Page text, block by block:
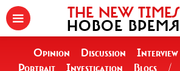
THE NEW TIMES
НОВОЕ ВРЕМЯ
Opinion Discussion Interview
Portrait
Investigation Blogs /